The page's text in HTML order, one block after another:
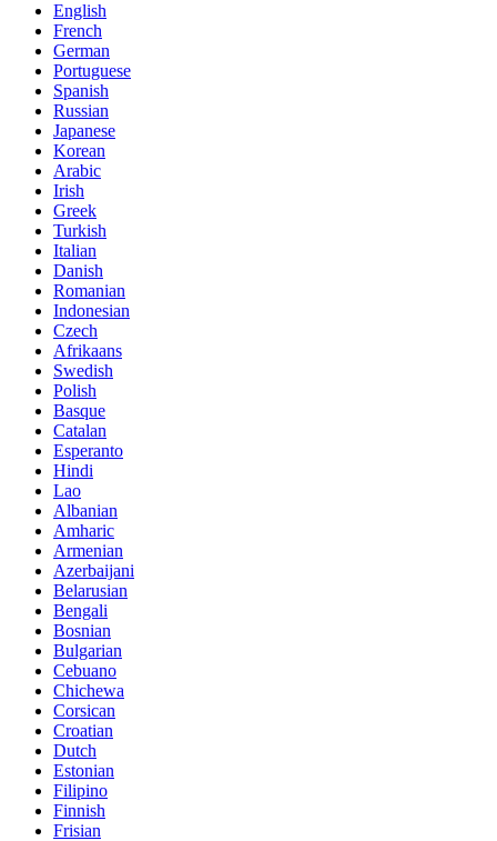
English
French
German
Portuguese
Spanish
Russian
Japanese
Korean
Arabic
Irish
Greek
Turkish
Italian
Danish
Romanian
Indonesian
Czech
Afrikaans
Swedish
Polish
Basque
Catalan
Esperanto
Hindi
Lao
Albanian
Amharic
Armenian
Azerbaijani
Belarusian
Bengali
Bosnian
Bulgarian
Cebuano
Chichewa
Corsican
Croatian
Dutch
Estonian
Filipino
Finnish
Frisian